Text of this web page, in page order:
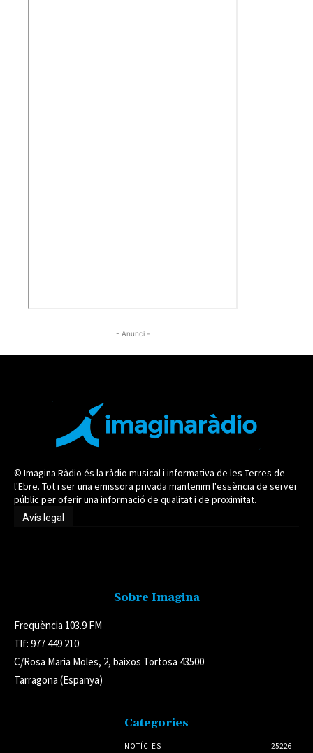
- Anunci -
© Imagina Ràdio és la ràdio musical i informativa de les Terres de
l'Ebre. Tot i ser una emissora privada mantenim l'essència de servei
públic per oferir una informació de qualitat i de proximitat.
Avís legal
Sobre Imagina
Freqüència 103.9 FM
Tlf: 977 449 210
C/Rosa Maria Moles, 2, baixos Tortosa 43500
Tarragona (Espanya)
Categories
NOTÍCIES 25226